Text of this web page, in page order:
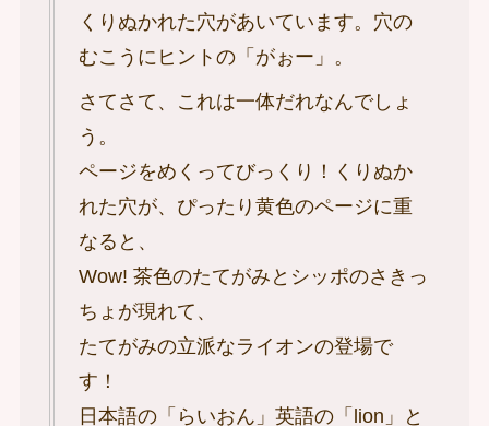
くりぬかれた穴があいています。穴の
むこうにヒントの「がぉー」。
さてさて、これは一体だれなんでしょ
う。
ページをめくってびっくり！くりぬか
れた穴が、ぴったり黄色のページに重
なると、
Wow! 茶色のたてがみとシッポのさきっ
ちょが現れて、
たてがみの立派なライオンの登場で
す！
日本語の「らいおん」英語の「lion」と